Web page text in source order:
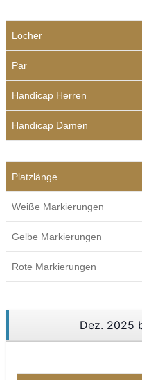
Löcher
Par
Handicap Herren
Handicap Damen
Platzlänge
Weiße Markierungen
Gelbe Markierungen
Rote Markierungen
Dez. 2025